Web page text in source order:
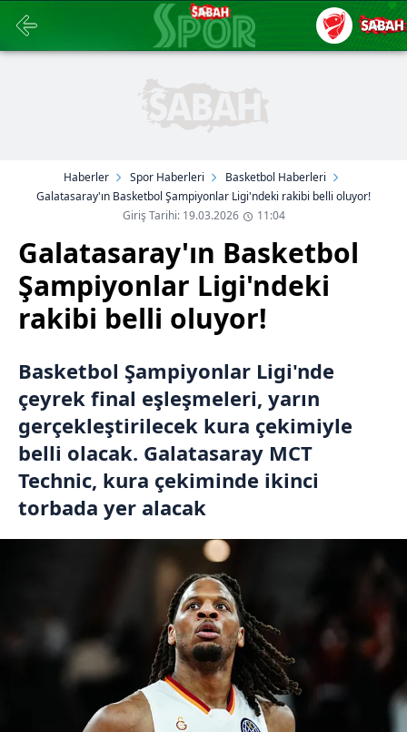
Haberler Spor Haberleri
Basketbol Haberleri
Galatasaray'ın Basketbol Şampiyonlar Ligi'ndeki rakibi belli oluyor!
Giriş Tarihi: 19.03.2026
11:04
Galatasaray'ın Basketbol
Şampiyonlar Ligi'ndeki
rakibi belli oluyor!
Basketbol Şampiyonlar Ligi'nde
çeyrek final eşleşmeleri, yarın
gerçekleştirilecek kura çekimiyle
belli olacak. Galatasaray MCT
Technic, kura çekiminde ikinci
torbada yer alacak